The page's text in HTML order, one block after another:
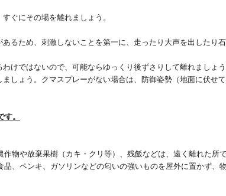
ぐにその場を離れましょう。
ため、刺激しないことを第一に、走ったり大声を出したり
ではないので、可能ならゆっくり後ずさりして離れましょ
ょう。クマスプレーがない場合は、防御姿勢（地面に伏せ
。
物や放棄果樹（カキ・クリ等）、残飯などは、遠く離れた所
、ペンキ、ガソリンなどの匂いの強いものを屋外に置かず、